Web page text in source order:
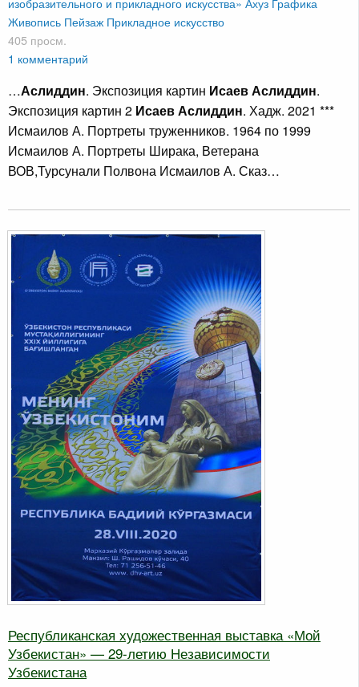
Живопись Пейзаж Прикладное искусство
405 просм.
1 комментарий
…Аслиддин. Экспозиция картин Исаев Аслиддин.
Экспозиция картин 2 Исаев Аслиддин. Хадж. 2021 ***
Исмаилов А. Портреты труженников. 1964 по 1999
Исмаилов А. Портреты Ширака, Ветерана
ВОВ,Турсунали Полвона Исмаилов А. Сказ…
Республиканская художественная выставка «Мой
Узбекистан» — 29-летию Независимости
Узбекистана